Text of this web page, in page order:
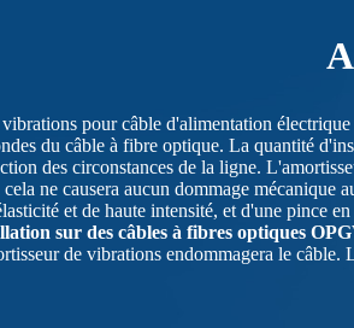
pour câble d'alimentation
du câble à fibre optique. La quantité
des circonstances de la ligne.
cela ne causera aucun dommage
et de haute intensité, et d'une pince
sur des câbles à fibres optiques
de vibrations endommagera le